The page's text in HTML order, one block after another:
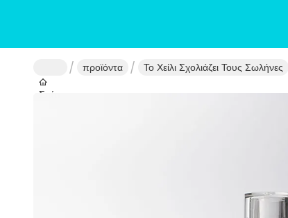
Σπίτι
προϊόντα Το Χείλι Σχολιάζει Τους Σωλήνες